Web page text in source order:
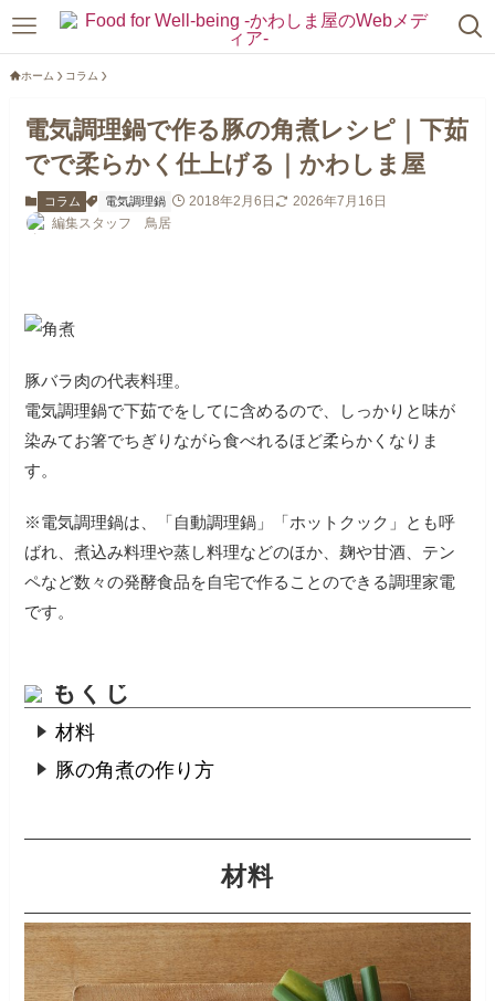
ホーム コラム
電気調理鍋で作る豚の角煮レシピ｜下茹
でで柔らかく仕上げる｜かわしま屋
コラム 電気調理鍋 2018年2月6日
2026年7月16日
編集スタッフ 鳥居
豚バラ肉の代表料理。
電気調理鍋で下茹でをしてに含めるので、しっかりと味が
染みてお箸でちぎりながら食べれるほど柔らかくなりま
す。
※電気調理鍋は、「自動調理鍋」「ホットクック」とも呼
ばれ、煮込み料理や蒸し料理などのほか、麹や甘酒、テン
ペなど数々の発酵食品を自宅で作ることのできる調理家電
です。
もくじ
材料
豚の角煮の作り方
材料